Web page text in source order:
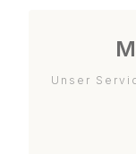
Unser